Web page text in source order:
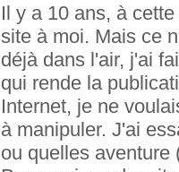
Il y a 10 ans, à
site à moi. Mais ce
déjà dans l'air, j'ai
qui rende la
Internet, je ne
à manipuler. J'ai
ou quelles aventure